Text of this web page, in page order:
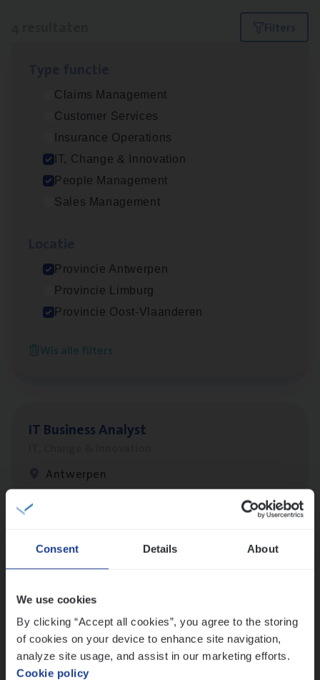
Consent Details About
We use cookies
By clicking “Accept all cookies”, you agree to the storing
of cookies on your device to enhance site navigation,
analyze site usage, and assist in our marketing efforts.
Cookie policy
Filters
Claims Management
Customer Services
Insurance Operations
IT, Change & Innovation
People Management
Sales Management
Provincie Antwerpen
Provincie Limburg
Provincie Oost-Vlaanderen
Wis alle filters
Test Ana­lyst
IT, Change & Innovation
Antwerpen
Busi­ness Mana­ger Mari­ne Cargo
(Agi­le)ITPro­ject Manager
Antwerpen
ITBusi­ness Analyst
Antwerpen
Lees onze verhalen
Meer dan collega’s: hoe Julie en Aurélie elkaar
Mathias houdt van diepgaande dossiers én droge
humor
Thalia zoekt graag oplossingen, in games én op het
werk